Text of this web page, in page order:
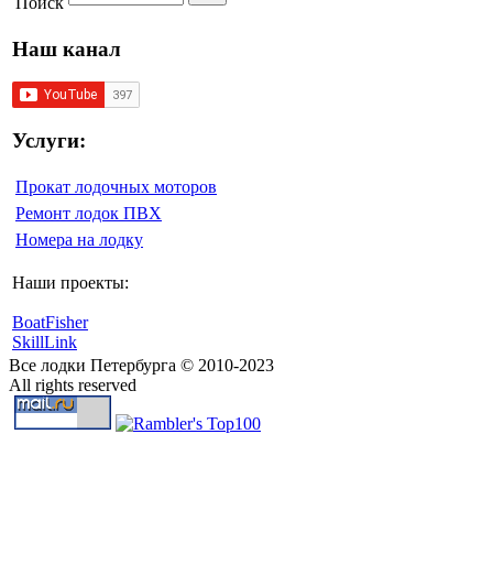
Наш канал
Услуги:
Прокат лодочных моторов
Ремонт лодок ПВХ
Номера на лодку
Наши проекты:
BoatFisher
SkillLink
Все лодки Петербурга © 2010-2023
All rights reserved